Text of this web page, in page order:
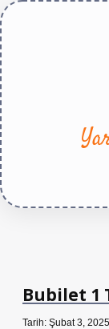
Bubilet 1
Tarih: Şubat 3, 2025